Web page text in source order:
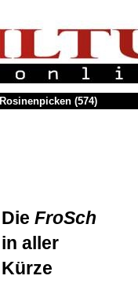
Rosinenpicken (574)
Die FroSch
in aller
Kürze